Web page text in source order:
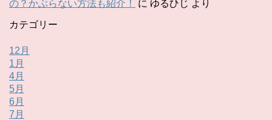
の？かぶらない方法も紹介！
に ゆるひじ より
カテゴリー
12月
1月
4月
5月
6月
7月